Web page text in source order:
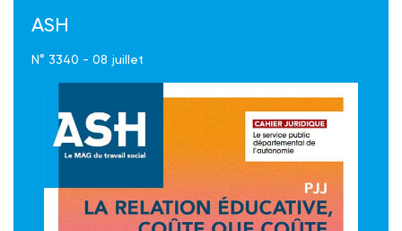
ASH
N° 3340 - 08 juillet